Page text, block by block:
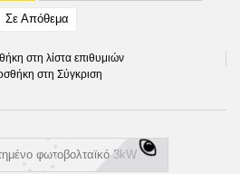
Σε Απόθεμα
στη λίστα επιθυμιών
στη Σύγκριση